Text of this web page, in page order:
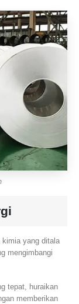
kimia yang ditala
mengimbangi
tepat, huraikan
memberikan